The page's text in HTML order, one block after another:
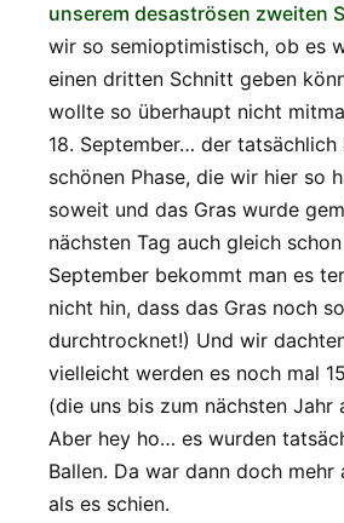
unserem desaströsen zweiten
wir so semioptimistisch, ob es
einen dritten Schnitt geben
wollte so überhaupt nicht
18. September… der
schönen Phase, die wir hier so
soweit und das Gras wurde
nächsten Tag auch gleich
September bekommt man es
nicht hin, dass das Gras noch
durchtrocknet!) Und wir
vielleicht werden es noch mal
(die uns bis zum nächsten Jahr
Aber hey ho… es wurden
Ballen. Da war dann doch mehr
als es schien.